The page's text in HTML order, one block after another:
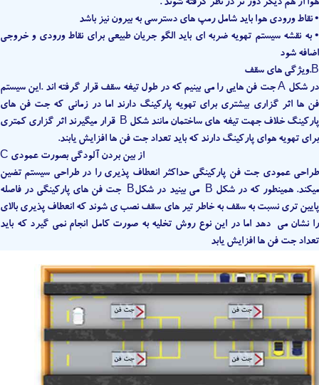
هوا از هم دیگر دور تر در نظر گرفته شوند .
• نقاط ورودی هوا باید شامل رمپ های دسترسی به بیرون نیز باشد
• به نقشه سیستم تهویه ضربه ای باید الگو جریان طبیعی برای نقاط ورودی و خروجی
اضافه شود
B.ویژگی های سقف
در شکل A جت فن هایی را می بینیم که در طول تیغه سقف قرار گرفته اند .این سیستم
فن ها اثر گزاری بیشتری برای تهویه پارکینگ دارند اما در زمانی که جت فن های
پارکینگ خلاف جهت تیغه های ساختمان مانند شکل B قرار میگیرند اثر گزاری کمتری
برای تهویه هوای پارکینگ دارند که باید تعداد جت فن ها افزایش یابند.
C از بین بردن آلودگی بصورت عمودی
طراحی عمودی جت فن پارکینگی حداکثر انعطاف پذیری را در طراحی سیستم تضین
میکند. همینطور که در شکل B می بینید در شکلB جت فن های پارکینگی در فاصله
پایین تری نسبت به سقف به خاطر تیر های سقف نصب ی شوند که انعطاف پذیری بالای
را نشان می دهد اما در این نوع روش تخلیه به صورت کامل انجام نمی گیرد که باید
تعداد جت فن ها افزایش یابد